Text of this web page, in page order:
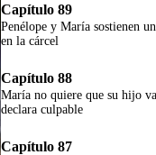
Capítulo 89
Penélope y María sostienen
en la cárcel
Capítulo 88
María no quiere que su hijo
declara culpable
Capítulo 87